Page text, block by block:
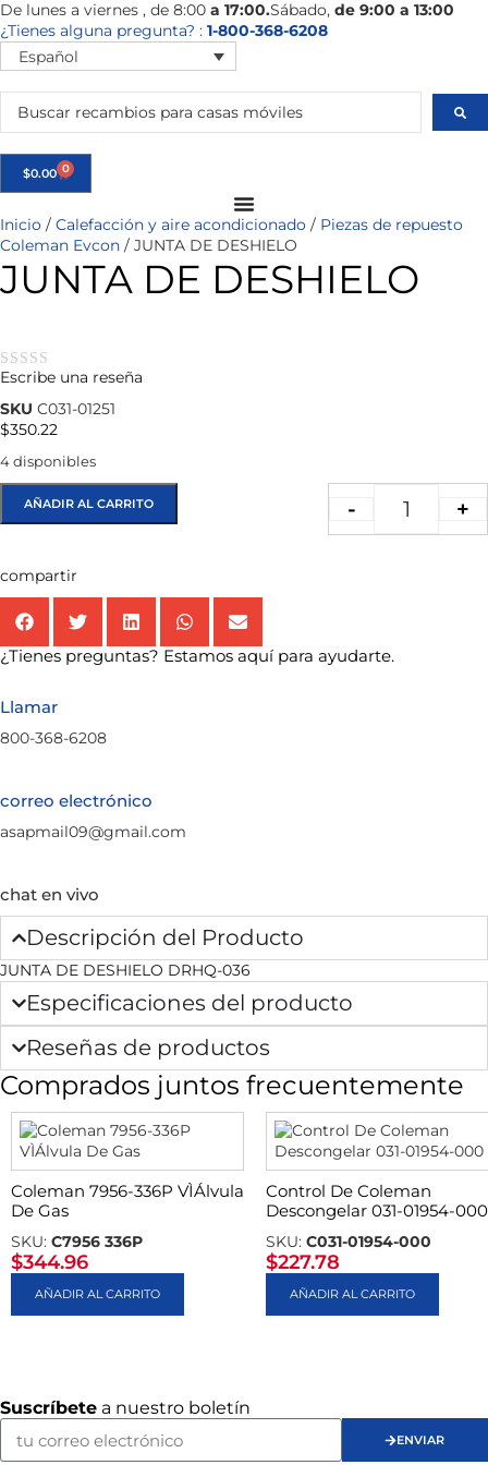
De lunes a viernes , de 8:00 a 17:00.Sábado, de 9:00 a 13:00
¿Tienes alguna pregunta? : 1-800-368-6208
Español
$0.00 0
Inicio / Calefacción y aire acondicionado / Piezas de repuesto
Coleman Evcon / JUNTA DE DESHIELO
JUNTA DE DESHIELO
★★★★★
Escribe una reseña
SKU C031-01251
$350.22
4 disponibles
- +
AÑADIR AL CARRITO
compartir
¿Tienes preguntas? Estamos aquí para ayudarte.
Llamar
800-368-6208
correo electrónico
asapmail09@gmail.com
chat en vivo
Descripción del Producto
JUNTA DE DESHIELO DRHQ-036
Especificaciones del producto
Reseñas de productos
Comprados juntos frecuentemente
Coleman 7956-336P VÌÁlvula
De Gas
SKU: C7956 336P
$344.96
AÑADIR AL CARRITO
Control De Coleman
Descongelar 031-01954-000
SKU: C031-01954-000
$227.78
AÑADIR AL CARRITO
Suscríbete a nuestro boletín
ENVIAR